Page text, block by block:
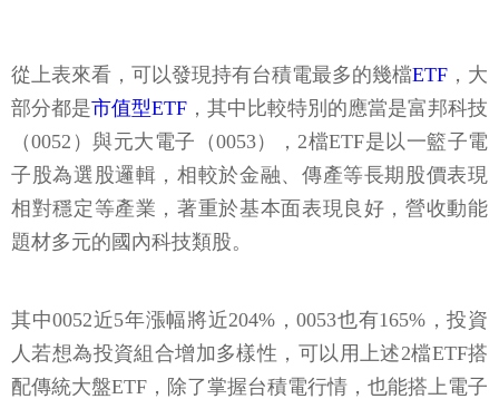
從上表來看，可以發現持有台積電最多的幾檔ETF ，大
部分都是市值型ETF ，其中比較特別的應當是富邦科技
（0052）與元大電子（0053），2檔ETF是以一籃子電
子股為選股邏輯，相較於金融、傳產等長期股價表現
相對穩定等產業，著重於基本面表現良好，營收動能
題材多元的國內科技類股。
其中0052近5年漲幅將近204%，0053也有165%，投資
人若想為投資組合增加多樣性，可以用上述2檔ETF搭
配傳統大盤ETF，除了掌握台積電行情，也能搭上電子